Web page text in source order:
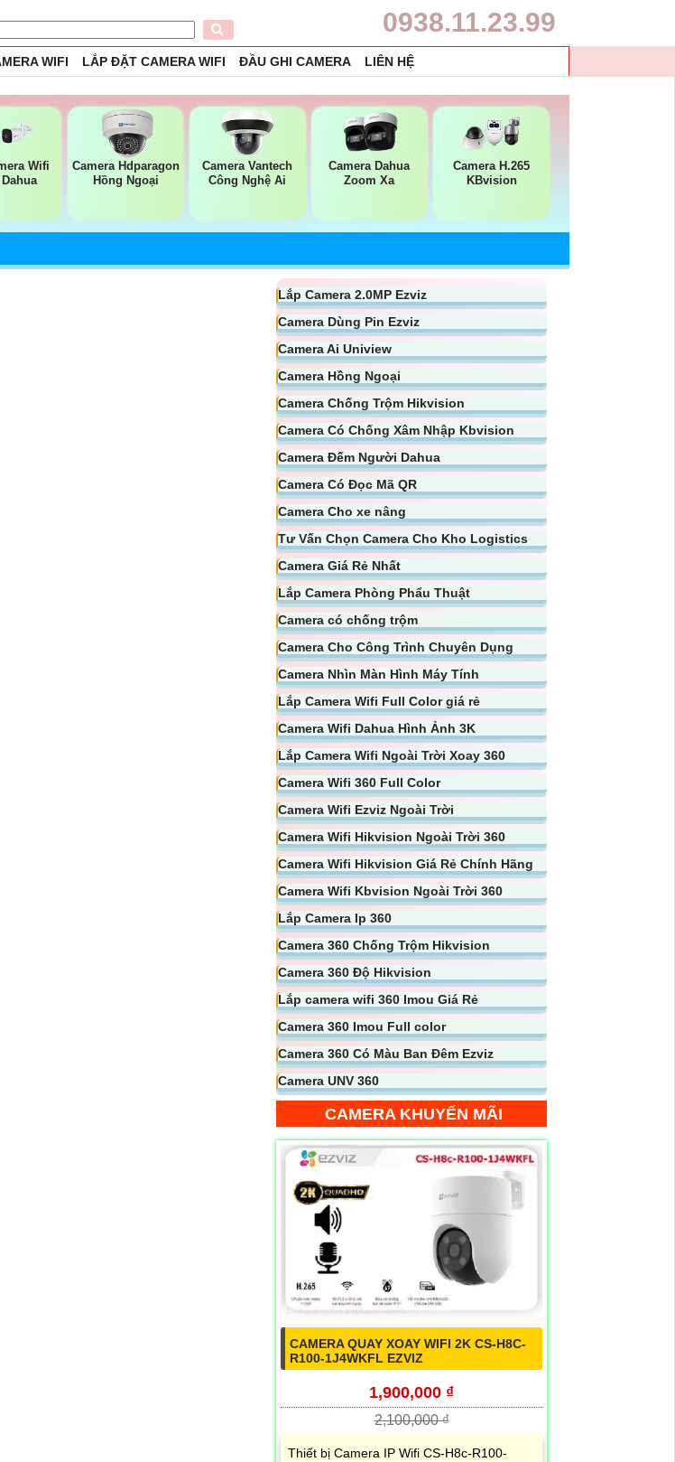
0938.11.23.99
WIFI LẮP ĐẶT CAMERA WIFI ĐẦU GHI CAMERA LIÊN HỆ
Wifi
Camera Hdparagon
Hồng Ngoại
Camera Vantech
Công Nghệ Ai
Camera Dahua
Zoom Xa
Camera H.265
KBvision
Lắp Camera 2.0MP Ezviz
Camera Dùng Pin Ezviz
Camera Ai Uniview
Camera Hồng Ngoại
Camera Chống Trộm Hikvision
Camera Có Chống Xâm Nhập Kbvision
Camera Đếm Người Dahua
Camera Có Đọc Mã QR
Camera Cho xe nâng
Tư Vấn Chọn Camera Cho Kho Logistics
Camera Giá Rẻ Nhất
Lắp Camera Phòng Phẩu Thuật
Camera có chống trộm
Camera Cho Công Trình Chuyên Dụng
Camera Nhìn Màn Hình Máy Tính
Lắp Camera Wifi Full Color giá rẻ
Camera Wifi Dahua Hình Ảnh 3K
Lắp Camera Wifi Ngoài Trời Xoay 360
Camera Wifi 360 Full Color
Camera Wifi Ezviz Ngoài Trời
Camera Wifi Hikvision Ngoài Trời 360
Camera Wifi Hikvision Giá Rẻ Chính Hãng
Camera Wifi Kbvision Ngoài Trời 360
Lắp Camera Ip 360
Camera 360 Chống Trộm Hikvision
Camera 360 Độ Hikvision
Lắp camera wifi 360 Imou Giá Rẻ
Camera 360 Imou Full color
Camera 360 Có Màu Ban Đêm Ezviz
Camera UNV 360
CAMERA KHUYẾN MÃI
CAMERA QUAY XOAY WIFI 2K CS-H8C-
R100-1J4WKFL EZVIZ
1,900,000 ₫
2,100,000 ₫
Thiết bị Camera IP Wifi CS-H8c-R100-